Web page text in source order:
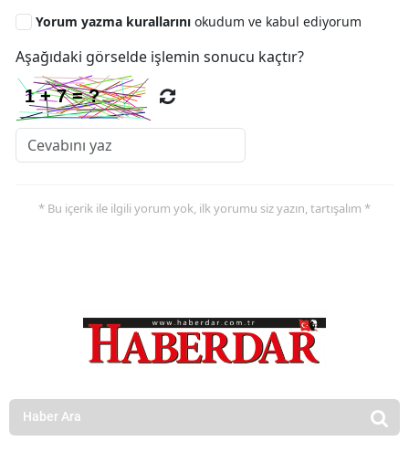
Yorum yazma kurallarını okudum ve kabul ediyorum
Aşağıdaki görselde işlemin sonucu kaçtır?
* Bu içerik ile ilgili yorum yok, ilk yorumu siz yazın, tartışalım *